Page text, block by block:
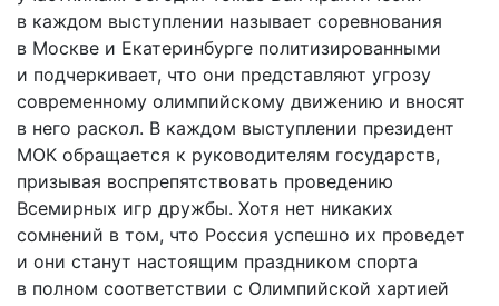
в каждом выступлении называет соревнования
в Москве и Екатеринбурге политизированными
и подчеркивает, что они представляют угрозу
современному олимпийскому движению и вносят
в него раскол. В каждом выступлении президент
МОК обращается к руководителям государств,
призывая воспрепятствовать проведению
Всемирных игр дружбы. Хотя нет никаких
сомнений в том, что Россия успешно их проведет
и они станут настоящим праздником спорта
в полном соответствии с Олимпийской хартией